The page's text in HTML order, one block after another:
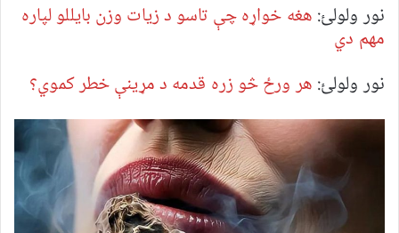
نور ولولئ: هغه خواړه چې تاسو د زیات وزن بایللو لپاره
مهم دي
نور ولولئ: هر ورځ څو زره قدمه د مړینې خطر کموي؟